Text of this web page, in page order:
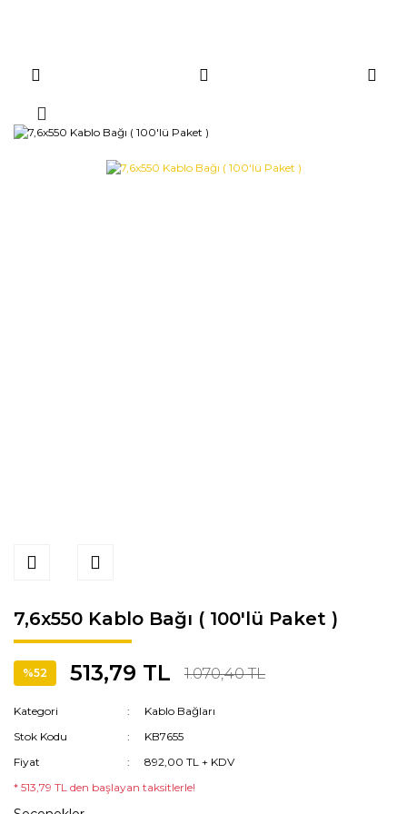
7,6x550 Kablo Bağı ( 100'lü Paket )
%52 513,79 TL 1.070,40 TL
Kategori
Kablo Bağları
Stok Kodu
KB7655
Fiyat
892,00 TL + KDV
* 513,79 TL den başlayan taksitlerle!